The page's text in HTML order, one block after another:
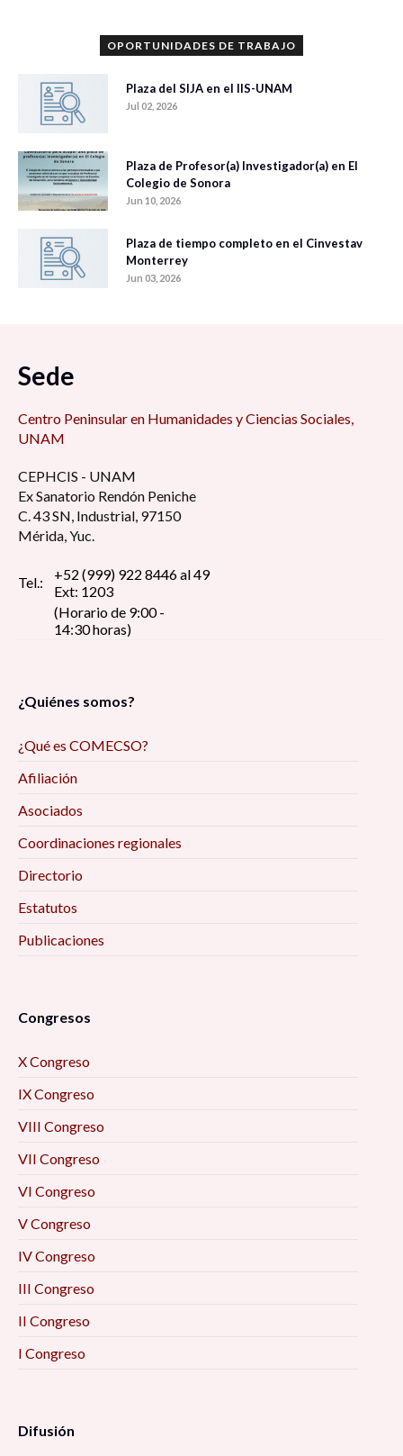
OPORTUNIDADES DE TRABAJO
Plaza del SIJA en el IIS-UNAM
Jul 02, 2026
Plaza de Profesor(a) Investigador(a) en El
Colegio de Sonora
Jun 10, 2026
Plaza de tiempo completo en el Cinvestav
Monterrey
Jun 03, 2026
Sede
Centro Peninsular en Humanidades y Ciencias Sociales,
UNAM
CEPHCIS - UNAM
Ex Sanatorio Rendón Peniche
C. 43 SN, Industrial, 97150
Mérida, Yuc.
Tel.:
+52 (999) 922 8446 al 49
Ext: 1203
(Horario de 9:00 -
14:30 horas)
¿Quiénes somos?
¿Qué es COMECSO?
Afiliación
Asociados
Coordinaciones regionales
Directorio
Estatutos
Publicaciones
Congresos
X Congreso
IX Congreso
VIII Congreso
VII Congreso
VI Congreso
V Congreso
IV Congreso
III Congreso
II Congreso
I Congreso
Difusión